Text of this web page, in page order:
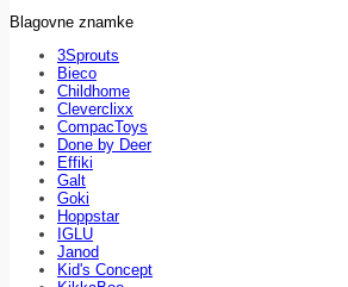
Blagovne znamke
3Sprouts
Bieco
Childhome
Cleverclixx
CompacToys
Done by Deer
Effiki
Galt
Goki
Hoppstar
IGLU
Janod
Kid's Concept